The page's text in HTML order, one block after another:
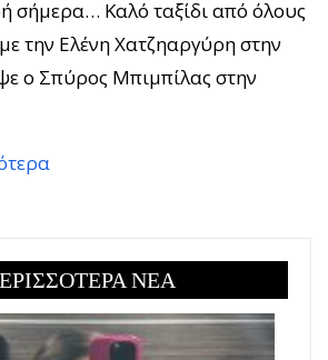
σήμερα… Καλό ταξίδι από όλους
την Ελένη Χατζηαργύρη στην
ο Σπύρος Μπιμπίλας στην
ΝΕΑ